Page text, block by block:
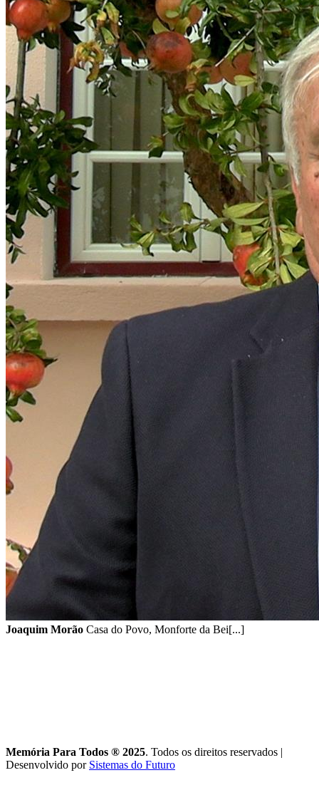
Joaquim Morão Casa do Povo, Monforte da Bei[...]
Memória Para Todos ® 2025. Todos os direitos reservados |
Desenvolvido por Sistemas do Futuro